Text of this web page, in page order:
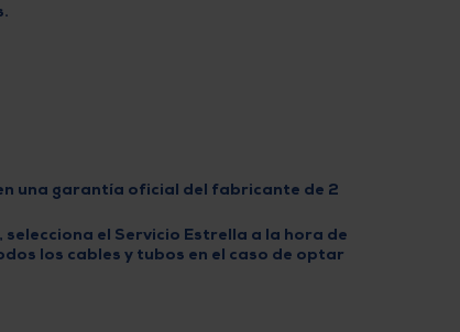
una garantía oficial del fabricante de 2
selecciona el Servicio Estrella a la hora de
los cables y tubos en el caso de optar